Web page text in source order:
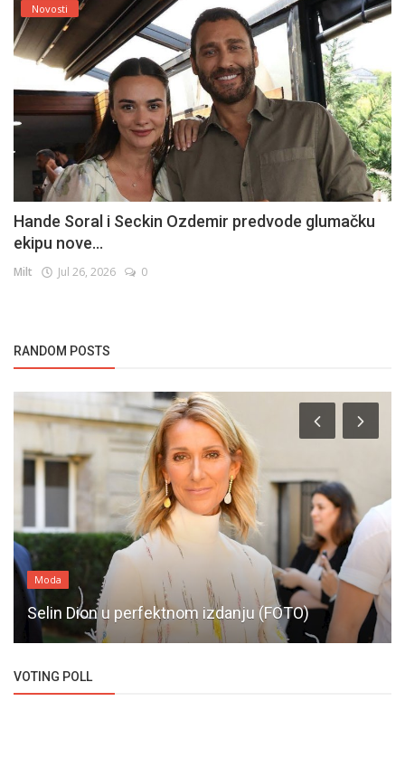
Novosti
Hande Soral i Seckin Ozdemir predvode glumačku
ekipu nove...
Milt Jul 26, 2026 0
RANDOM POSTS
Moda
Selin Dion u perfektnom izdanju (FOTO)
VOTING POLL